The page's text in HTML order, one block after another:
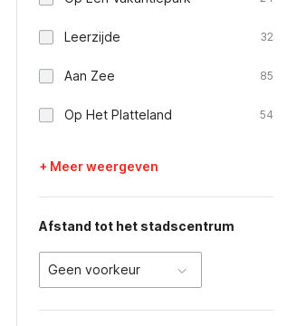
Leerzijde 32
Aan Zee 85
Op Het Platteland 54
+ Meer weergeven
Afstand tot het stadscentrum
Geen voorkeur